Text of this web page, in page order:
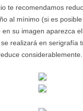
te recomendamos
al mínimo (si es
su imagen aparezca
realizará en serigrafía
considerablemente.